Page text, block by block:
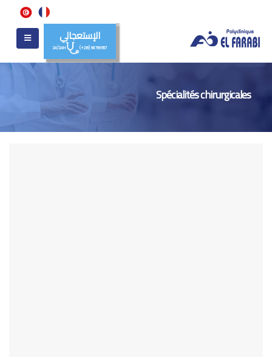
الإستعجالي
24/24H (+216) 98 799 557
Spécialités chirurgicales